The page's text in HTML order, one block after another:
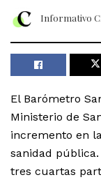
Informativo
El Barómetro
Ministerio de
incremento en
sanidad
tres cuartas